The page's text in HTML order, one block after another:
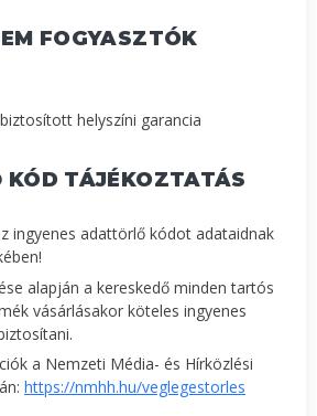
FOGYASZTÓK
helyszíni garancia
TÁJÉKOZTATÁS
ingyenes adattörlő kódot adataidnak
alapján a kereskedő minden tartós
vásárlásakor köteles ingyenes
a Nemzeti Média- és Hírközlési
https://nmhh.hu/veglegestorles